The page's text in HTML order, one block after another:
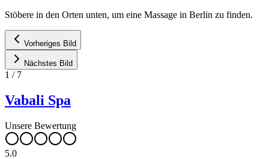
Stöbere in den Orten unten, um eine Massage in Berlin zu finden.
Vorheriges Bild
Nächstes Bild
1 / 7
Vabali Spa
Unsere Bewertung
5.0